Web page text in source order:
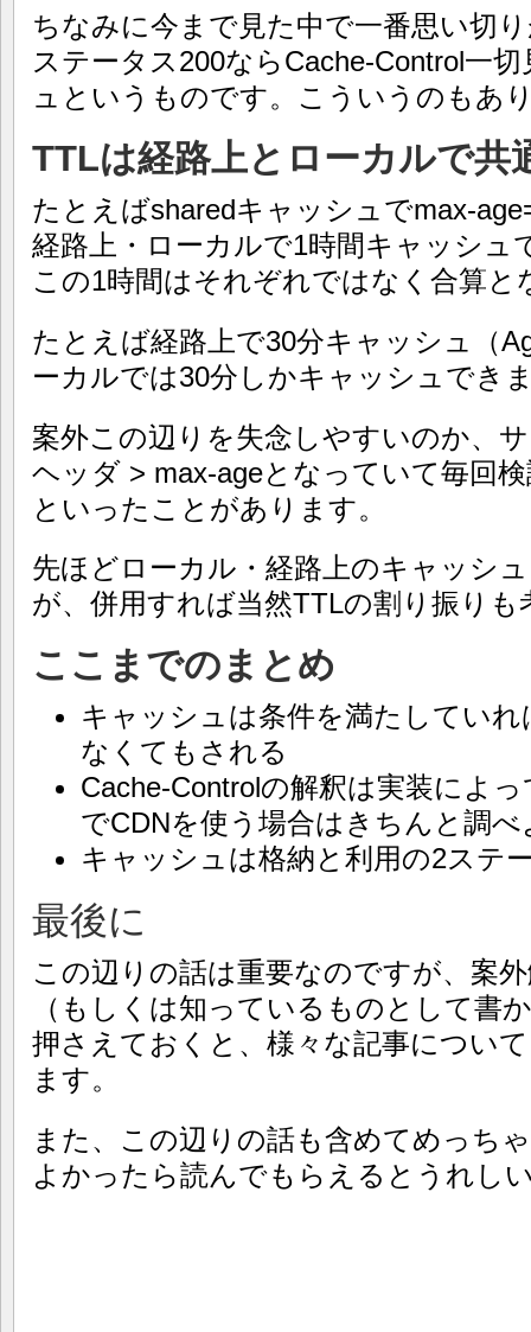
ちなみに今まで見た中で一番思い切
ステータス200ならCache-Control一
ュというものです。こういうのもあ
TTLは経路上とローカルで共
たとえばsharedキャッシュでmax-
経路上・ローカルで1時間キャッシュ
この1時間はそれぞれではなく合算と
たとえば経路上で30分キャッシュ（
ーカルでは30分しかキャッシュでき
案外この辺りを失念しやすいのか、
ヘッダ > max-ageとなっていて毎回
といったことがあります。
先ほどローカル・経路上のキャッシ
が、併用すれば当然TTLの割り振り
ここまでのまとめ
キャッシュは条件を満たしていれ
なくてもされる
Cache-Controlの解釈は実装によ
でCDNを使う場合はきちんと調べ
キャッシュは格納と利用の2ステ
最後に
この辺りの話は重要なのですが、案
（もしくは知っているものとして書
押さえておくと、様々な記事につい
ます。
また、この辺りの話も含めてめっち
よかったら読んでもらえるとうれし